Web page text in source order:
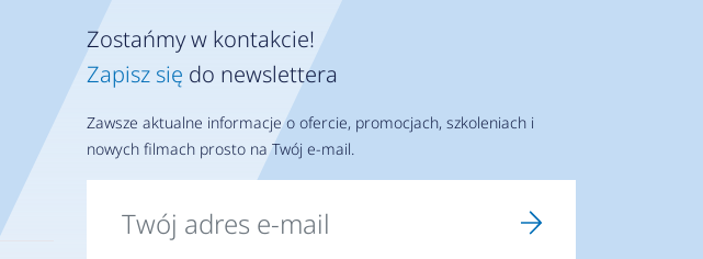
Zostańmy w kontakcie!
Zapisz się do newslettera
Zawsze aktualne informacje o ofercie, promocjach, szkoleniach i
nowych filmach prosto na Twój e-mail.